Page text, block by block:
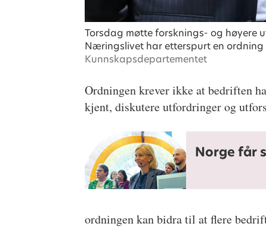
Torsdag møtte forsknings- og høyere
Næringslivet har etterspurt en
Kunnskapsdepartementet
Ordningen krever ikke at bedriften
kjent, diskutere utfordringer og
Norge får
ordningen kan bidra til at flere